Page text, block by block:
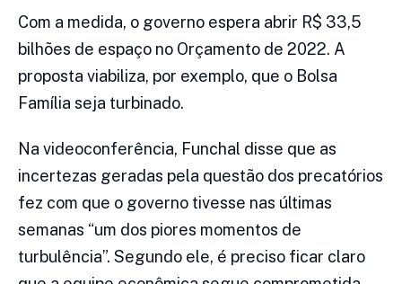
Com a medida, o governo espera abrir R$ 33,5
bilhões de espaço no Orçamento de 2022. A
proposta viabiliza, por exemplo, que o Bolsa
Família seja turbinado.
Na videoconferência, Funchal disse que as
incertezas geradas pela questão dos precatórios
fez com que o governo tivesse nas últimas
semanas “um dos piores momentos de
turbulência”. Segundo ele, é preciso ficar claro